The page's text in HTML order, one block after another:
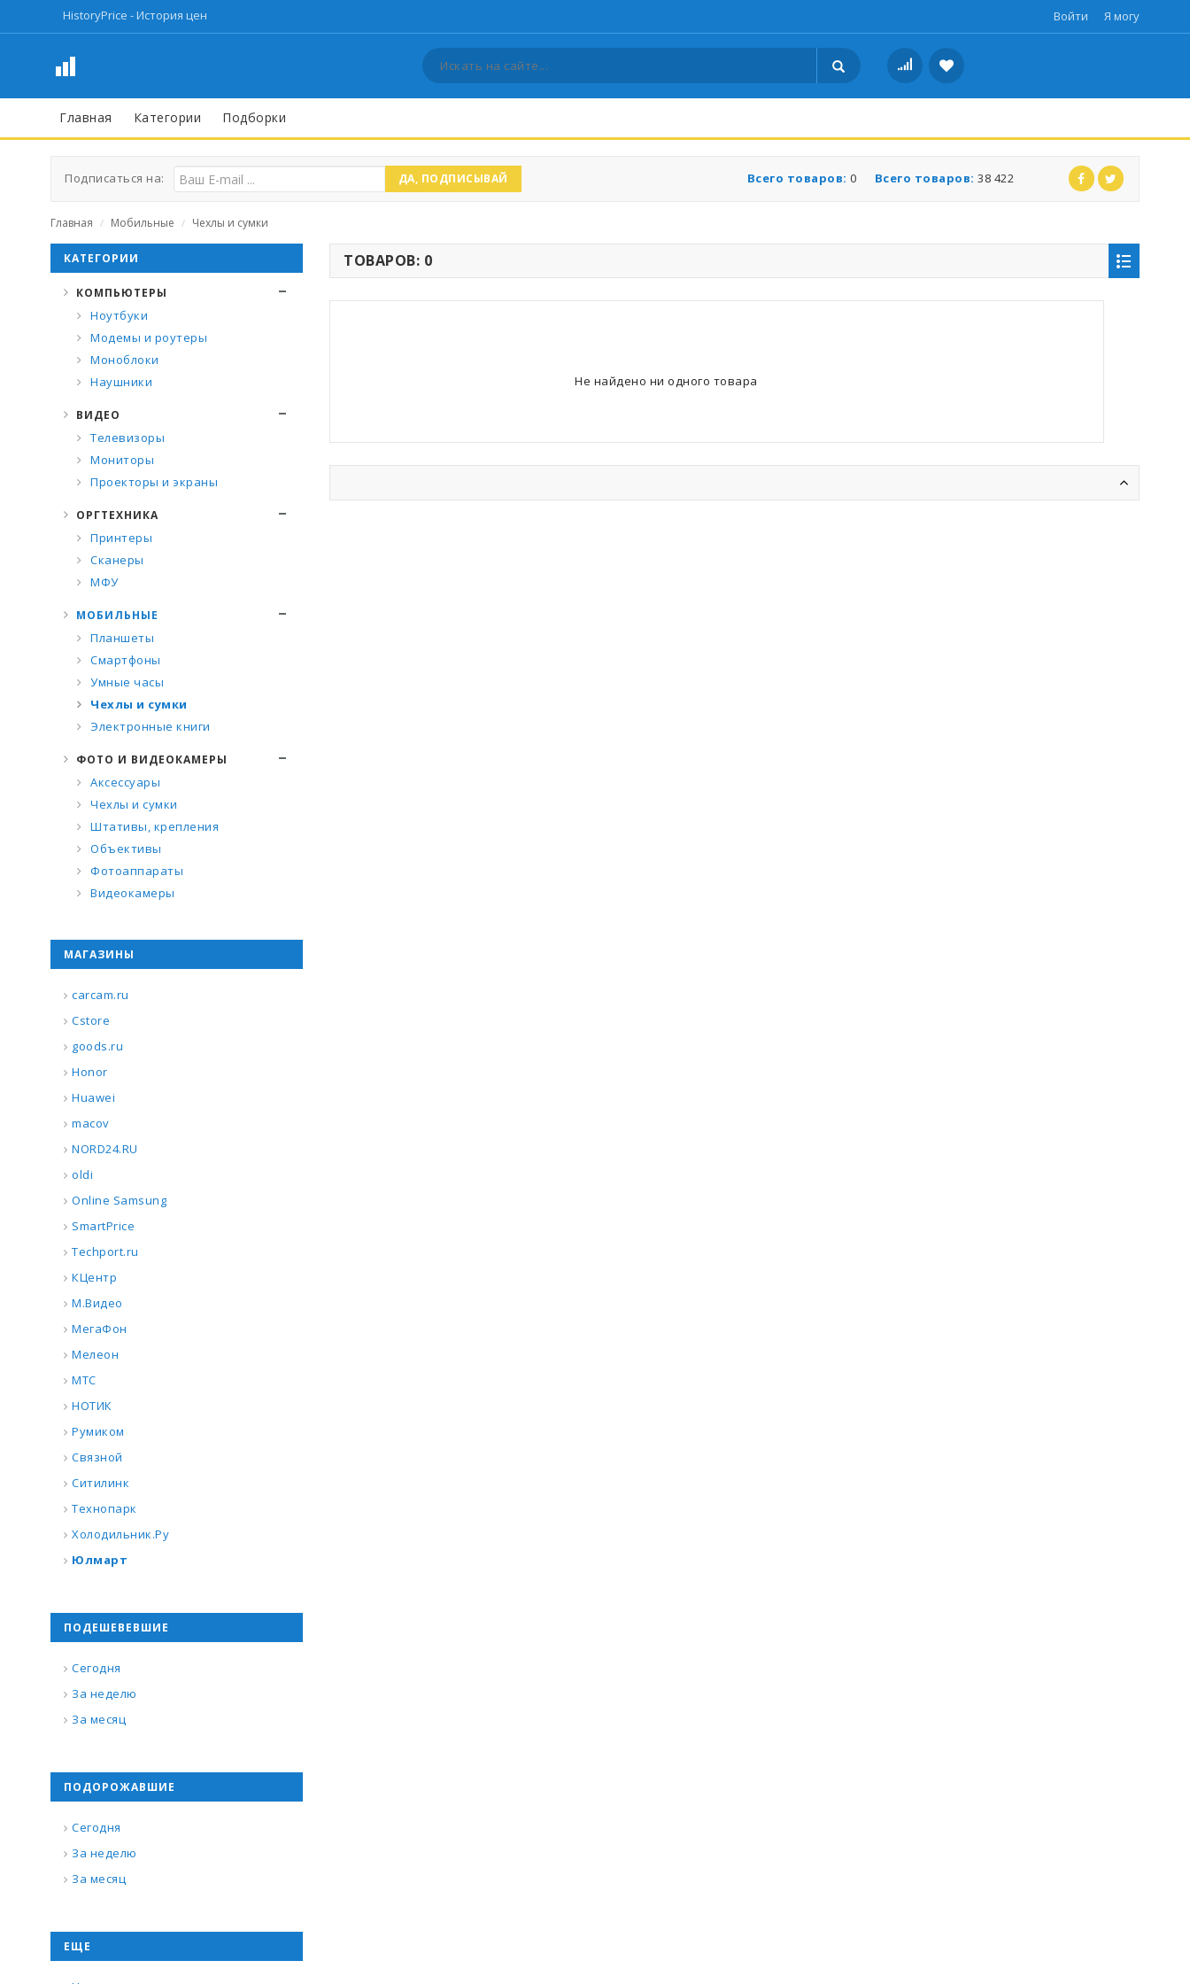
HistoryPrice - История цен Войти Я могу
Главная Категории Подборки
Подписаться на: ДА, ПОДПИСЫВАЙ Всего товаров: 38 422
Всего товаров: 0
Главная / Мобильные / Чехлы и сумки
ТОВАРОВ: 0
Не найдено ни одного товара
КАТЕГОРИИ
КОМПЬЮТЕРЫ
Ноутбуки
Модемы и роутеры
Моноблоки
Наушники
ВИДЕО
Телевизоры
Мониторы
Проекторы и экраны
ОРГТЕХНИКА
Принтеры
Сканеры
МФУ
МОБИЛЬНЫЕ
Планшеты
Смартфоны
Умные часы
Чехлы и сумки
Электронные книги
ФОТО И ВИДЕОКАМЕРЫ
Аксессуары
Чехлы и сумки
Штативы, крепления
Объективы
Фотоаппараты
Видеокамеры
МАГАЗИНЫ
carcam.ru
Cstore
goods.ru
Honor
Huawei
macov
NORD24.RU
oldi
Online Samsung
SmartPrice
Techport.ru
КЦентр
М.Видео
МегаФон
Мелеон
МТС
НОТИК
Румиком
Связной
Ситилинк
Технопарк
Холодильник.Ру
Юлмарт
ПОДЕШЕВЕВШИЕ
Сегодня
За неделю
За месяц
ПОДОРОЖАВШИЕ
Сегодня
За неделю
За месяц
ЕЩЕ